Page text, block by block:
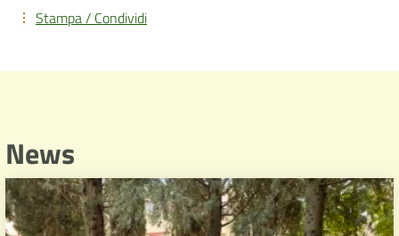
Stampa / Condividi
News